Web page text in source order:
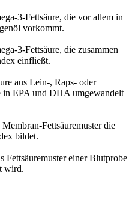
3-Fettsäure, die vor allem in
vorkommt.
3-Fettsäure, die zusammen
einfließt.
aus Lein-, Raps- oder
in EPA und DHA umgewandelt
Fettsäuremuster die
bildet.
Fettsäuremuster einer Blutprobe
wird.